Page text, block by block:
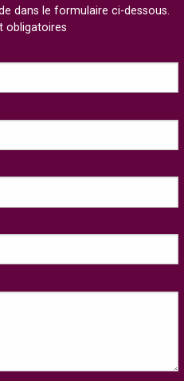
dans le formulaire ci-dessous.
obligatoires